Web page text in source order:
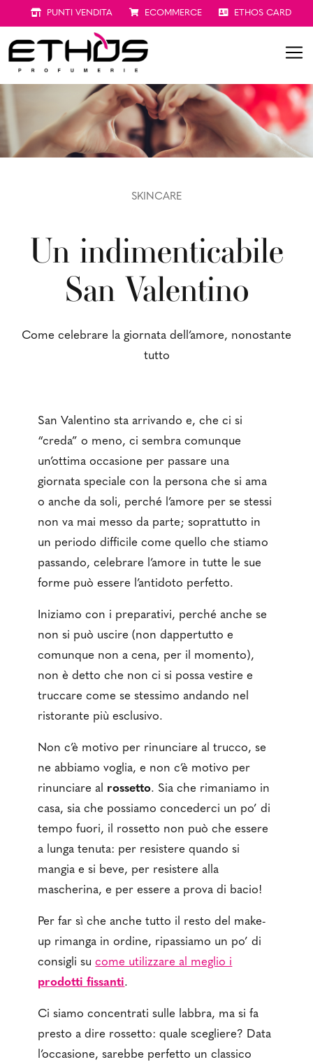
PUNTI VENDITA ECOMMERCE ETHOS CARD
SKINCARE
Un indimenticabile
San Valentino
Come celebrare la giornata dell’amore, nonostante
tutto
San Valentino sta arrivando e, che ci si
“creda” o meno, ci sembra comunque
un’ottima occasione per passare una
giornata speciale con la persona che si ama
o anche da soli, perché l’amore per se stessi
non va mai messo da parte; soprattutto in
un periodo difficile come quello che stiamo
passando, celebrare l’amore in tutte le sue
forme può essere l’antidoto perfetto.
Iniziamo con i preparativi, perché anche se
non si può uscire (non dappertutto e
comunque non a cena, per il momento),
non è detto che non ci si possa vestire e
truccare come se stessimo andando nel
ristorante più esclusivo.
Non c’è motivo per rinunciare al trucco, se
ne abbiamo voglia, e non c’è motivo per
rinunciare al rossetto. Sia che rimaniamo in
casa, sia che possiamo concederci un po’ di
tempo fuori, il rossetto non può che essere
a lunga tenuta: per resistere quando si
mangia e si beve, per resistere alla
mascherina, e per essere a prova di bacio!
Per far sì che anche tutto il resto del make-
up rimanga in ordine, ripassiamo un po’ di
consigli sucome utilizzare al meglio i
prodotti fissanti.
Ci siamo concentrati sulle labbra, ma si fa
presto a dire rossetto: quale scegliere? Data
l’occasione, sarebbe perfetto un classico